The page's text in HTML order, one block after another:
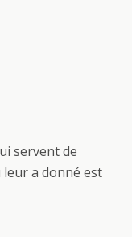
servent de
a donné est